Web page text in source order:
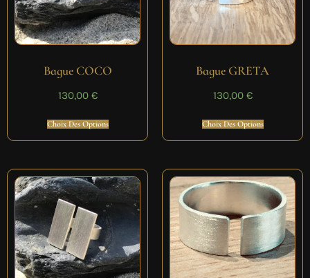
Bague COCO
130,00 €
Choix Des Options
Bague GRETA
130,00 €
Choix Des Options